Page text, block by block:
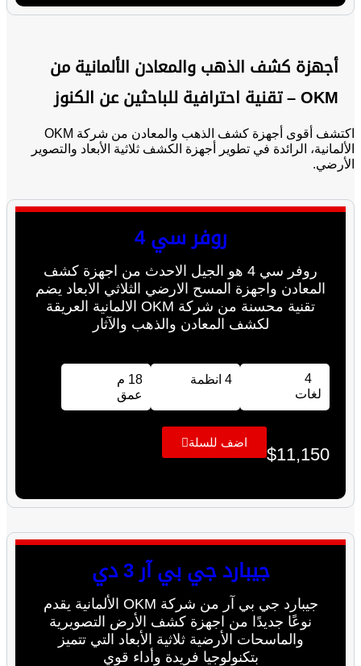
أجهزة كشف الذهب والمعادن الألمانية من
OKM – تقنية احترافية للباحثين عن الكنوز
اكتشف أقوى أجهزة كشف الذهب والمعادن من شركة OKM
الألمانية، الرائدة في تطوير أجهزة الكشف ثلاثية الأبعاد والتصوير
الأرضي.
روفر سي 4
روفر سي 4 هو الجيل الاحدث من اجهزة كشف
المعادن واجهزة المسح الارضي الثلاثي الابعاد يضم
تقنية محسنة من شركة OKM الالمانية العريقة
لكشف المعادن والذهب والآثار
4
لغات
4 انظمة
18 م
عمق
$11,150
اضف للسلة
جيبارد جي بي آر 3 دي
جيبارد جي بي آر من شركة OKM الألمانية يقدم
نوعًا جديدًا من اجهزة كشف الأرض التصويرية
والماسحات الأرضية ثلاثية الأبعاد التي تتميز
بتكنولوجيا فريدة وأداء قوي